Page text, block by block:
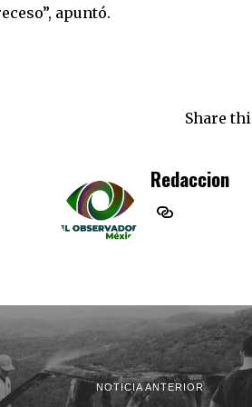
apuntó.
Share
Redaccion
NOTICIA ANTERIOR